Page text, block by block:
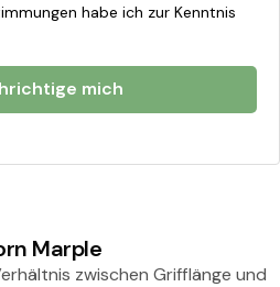
habe ich zur Kenntnis
mich
Marple
zwischen Grifflänge und